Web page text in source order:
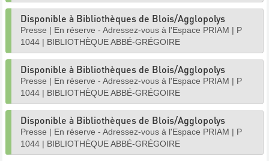
Disponible à Bibliothèques de Blois/Agglopolys
Presse | En réserve - Adressez-vous à l'Espace PRIAM | P
1044 | BIBLIOTHÈQUE ABBÉ-GRÉGOIRE
Disponible à Bibliothèques de Blois/Agglopolys
Presse | En réserve - Adressez-vous à l'Espace PRIAM | P
1044 | BIBLIOTHÈQUE ABBÉ-GRÉGOIRE
Disponible à Bibliothèques de Blois/Agglopolys
Presse | En réserve - Adressez-vous à l'Espace PRIAM | P
1044 | BIBLIOTHÈQUE ABBÉ-GRÉGOIRE